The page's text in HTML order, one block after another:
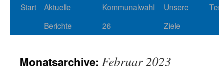
Start
Aktuelle
Berichte
Kommunalwahl
26
Unsere
Ziele
Monatsarchive: Februar 2023